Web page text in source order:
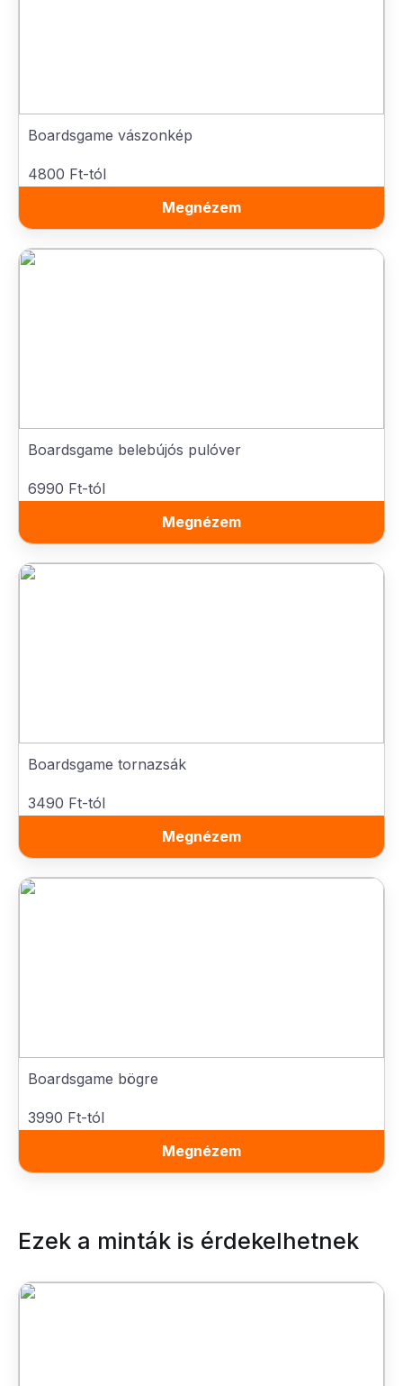
Boardsgame vászonkép
4800 Ft-tól
Megnézem
Boardsgame belebújós pulóver
6990 Ft-tól
Megnézem
Boardsgame tornazsák
3490 Ft-tól
Megnézem
Boardsgame bögre
3990 Ft-tól
Megnézem
Ezek a minták is érdekelhetnek